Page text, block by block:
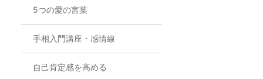
5つの愛の言葉
手相入門講座・感情線
自己肯定感を高める